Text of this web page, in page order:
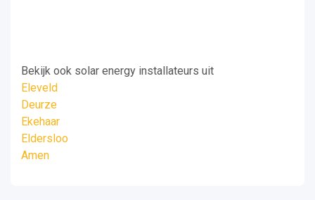
Bekijk ook solar energy installateurs uit
Eleveld
Deurze
Ekehaar
Eldersloo
Amen